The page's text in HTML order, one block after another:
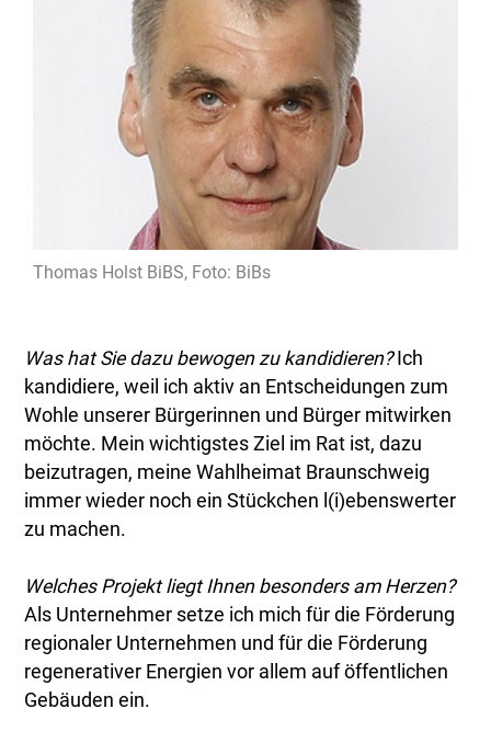
Thomas Holst BiBS, Foto: BiBs
Was hat Sie dazu bewogen zu kandidieren?Ich
kandidiere, weil ich aktiv an Entscheidungen zum
Wohle unserer Bürgerinnen und Bürger mitwirken
möchte. Mein wichtigstes Ziel im Rat ist, dazu
beizutragen, meine Wahlheimat Braunschweig
immer wieder noch ein Stückchen l(i)ebenswerter
zu machen.
Welches Projekt liegt Ihnen besonders am Herzen?
Als Unternehmer setze ich mich für die Förderung
regionaler Unternehmen und für die Förderung
regenerativer Energien vor allem auf öffentlichen
Gebäuden ein.